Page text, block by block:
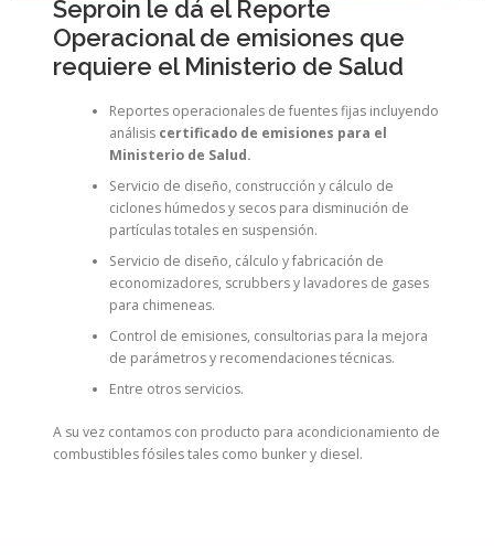
Seproin le dá el Reporte
Operacional de emisiones que
requiere el Ministerio de Salud
Reportes operacionales de fuentes fijas incluyendo
análisis certificado de emisiones para el
Ministerio de Salud.
Servicio de diseño, construcción y cálculo de
ciclones húmedos y secos para disminución de
partículas totales en suspensión.
Servicio de diseño, cálculo y fabricación de
economizadores, scrubbers y lavadores de gases
para chimeneas.
Control de emisiones, consultorias para la mejora
de parámetros y recomendaciones técnicas.
Entre otros servicios.
A su vez contamos con producto para acondicionamiento de
combustibles fósiles tales como bunker y diesel.